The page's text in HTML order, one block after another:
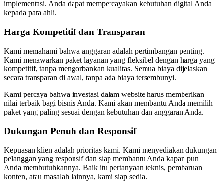
implementasi. Anda dapat mempercayakan kebutuhan digital Anda
kepada para ahli.
Harga Kompetitif dan Transparan
Kami memahami bahwa anggaran adalah pertimbangan penting.
Kami menawarkan paket layanan yang fleksibel dengan harga yang
kompetitif, tanpa mengorbankan kualitas. Semua biaya dijelaskan
secara transparan di awal, tanpa ada biaya tersembunyi.
Kami percaya bahwa investasi dalam website harus memberikan
nilai terbaik bagi bisnis Anda. Kami akan membantu Anda memilih
paket yang paling sesuai dengan kebutuhan dan anggaran Anda.
Dukungan Penuh dan Responsif
Kepuasan klien adalah prioritas kami. Kami menyediakan dukungan
pelanggan yang responsif dan siap membantu Anda kapan pun
Anda membutuhkannya. Baik itu pertanyaan teknis, pembaruan
konten, atau masalah lainnya, kami siap sedia.